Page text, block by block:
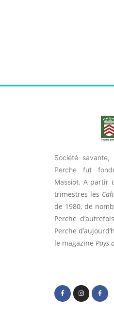
Société
Perche fut
Massiot. A partir
trimestres les
de 1980, de
Perche
Perche
le magazine Pays
c
e
b
o
s
t
a
g
c
e
b
o